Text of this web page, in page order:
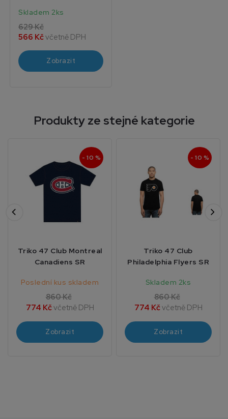
Skladem 2ks
629 Kč
566 Kčvčetně DPH
Zobrazit
Produkty ze stejné kategorie
- 10 %
Triko 47 Club Montreal
Canadiens SR
Poslední kus skladem
860 Kč
774 Kčvčetně DPH
Zobrazit
- 10 %
Triko 47 Club
Philadelphia Flyers SR
Skladem 2ks
860 Kč
774 Kčvčetně DPH
Zobrazit